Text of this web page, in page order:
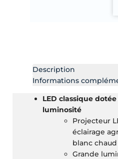
Description
Informations
LED classique
luminosité
Projecteur
éclairage
blanc chaud
Grande